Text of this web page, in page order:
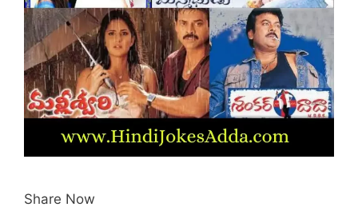
Share Now